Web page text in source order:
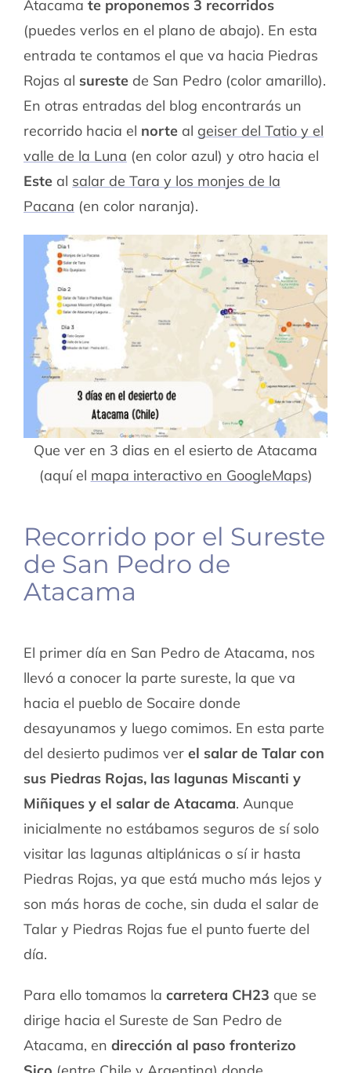
Atacama te proponemos 3 recorridos
(puedes verlos en el plano de abajo). En esta
entrada te contamos el que va hacia Piedras
Rojas al surestede San Pedro (color amarillo).
En otras entradas del blog encontrarás un
recorrido hacia el norteal geiser del Tatio y el
valle de la Luna (en color azul) y otro hacia el
Esteal salar de Tara y los monjes de la
Pacana (en color naranja).
Que ver en 3 dias en el esierto de Atacama
(aquí el mapa interactivo en GoogleMaps)
Recorrido por el Sureste
de San Pedro de
Atacama
El primer día en San Pedro de Atacama, nos
llevó a conocer la parte sureste, la que va
hacia el pueblo de Socaire donde
desayunamos y luego comimos. En esta parte
del desierto pudimos ver el salar de Talar con
sus Piedras Rojas, las lagunas Miscanti y
Miñiques y el salar de Atacama. Aunque
inicialmente no estábamos seguros de sí solo
visitar las lagunas altiplánicas o sí ir hasta
Piedras Rojas, ya que está mucho más lejos y
son más horas de coche, sin duda el salar de
Talar y Piedras Rojas fue el punto fuerte del
día.
Para ello tomamos la carretera CH23 que se
dirige hacia el Sureste de San Pedro de
Atacama, en dirección al paso fronterizo